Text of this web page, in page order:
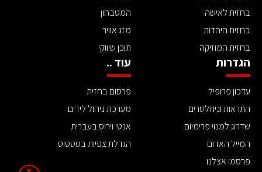
בחזית לאישה
בחזית היהדות
בחזית המוזיקה
המטבחון
מזג אוויר
תוכן שיווקי
הגדרות
עדכון פרופיל
התראות וניוזלטרים
שדרוג למנוי פרימיום
המייל האדום
פרסמו אצלנו
עוד ..
פרסום בחזית
מערכת ניהול לידים
אנטי וירוס בעברית
הגדלת צפיות בסטטוס